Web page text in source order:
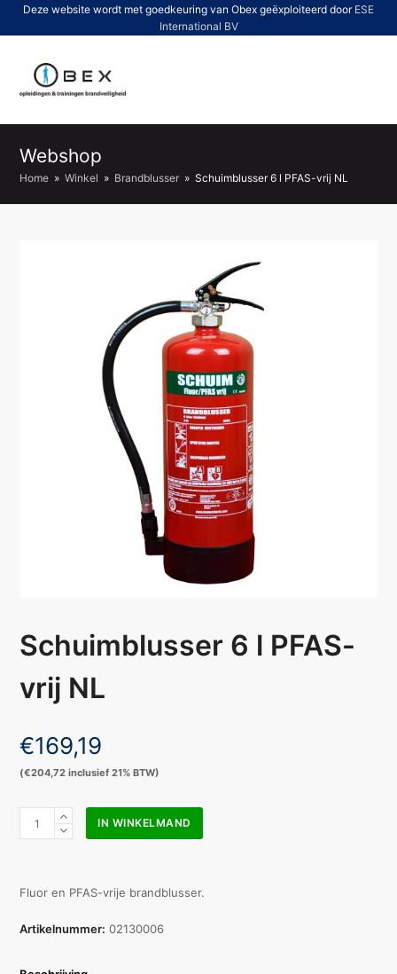
Deze website wordt met goedkeuring van Obex geëxploiteerd door ESE
International BV
Webshop
Home » Winkel » Brandblusser » Schuimblusser 6 l PFAS-vrij NL
Schuimblusser 6 l PFAS-
vrij NL
€169,19
(€204,72 inclusief 21% BTW)
Schuimblusser
vrij
aantal
IN WINKELMAND
Fluor en PFAS-vrije brandblusser.
Artikelnummer: 02130006